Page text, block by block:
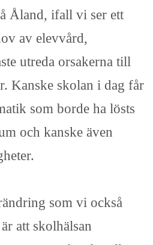
Åland, ifall vi ser ett
av elevvård,
utreda orsakerna till
Kanske skolan i dag får
som borde ha lösts
och kanske även
som vi också
att skolhälsan